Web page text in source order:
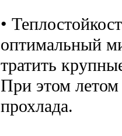
•
оптимальный
тратить
При этом летом
прохлада.